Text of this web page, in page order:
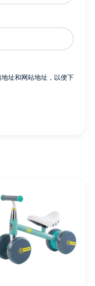
址和网站地址，以便下